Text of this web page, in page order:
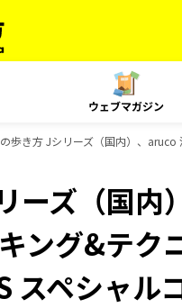
ウェブマガジン
歩き方 Jシリーズ（国内）、aruco
ーズ（国
ング&テク
スペシャル